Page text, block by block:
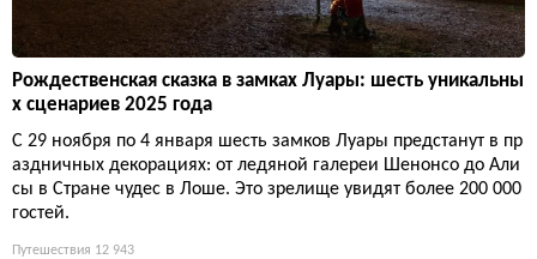
Рождественская сказка в замках Луары: шесть уникальны
х сценариев 2025 года
С 29 ноября по 4 января шесть замков Луары предстанут в пр
аздничных декорациях: от ледяной галереи Шенонсо до Али
сы в Стране чудес в Лоше. Это зрелище увидят более 200 000
гостей.
Путешествия 12 943